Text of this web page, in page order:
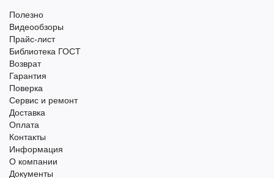
Полезно
Видеообзоры
Прайс-лист
Библиотека ГОСТ
Возврат
Гарантия
Поверка
Сервис и ремонт
Доставка
Оплата
Контакты
Информация
О компании
Документы